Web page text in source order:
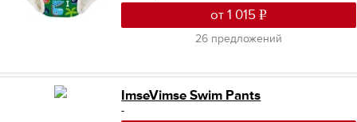
от 1 015
26 предложений
ImseVimse Swim Pants
-